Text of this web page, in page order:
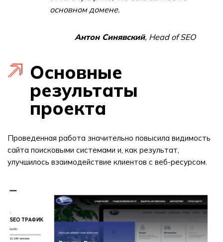
основном домене.
Антон Синявский, Head of SEO
Основные
результаты
проекта
Проведенная работа значительно повысила видимость
сайта поисковыми системами и, как результат,
улучшилось взаимодействие клиентов с веб-ресурсом.